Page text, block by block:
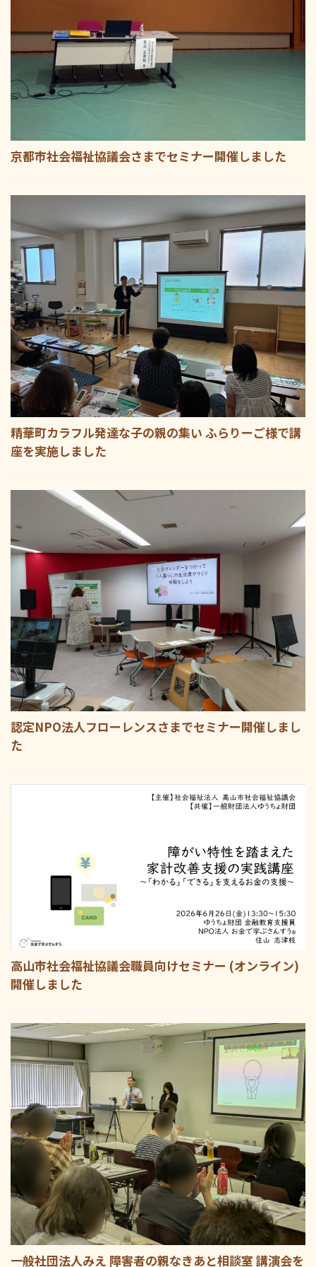
京都市社会福祉協議会さまでセミナー開催しました
精華町カラフル発達な子の親の集い ふらりーご様で講
座を実施しました
認定NPO法人フローレンスさまでセミナー開催しまし
た
高山市社会福祉協議会職員向けセミナー (オンライン)
開催しました
一般社団法人みえ 障害者の親なきあと相談室 講演会を